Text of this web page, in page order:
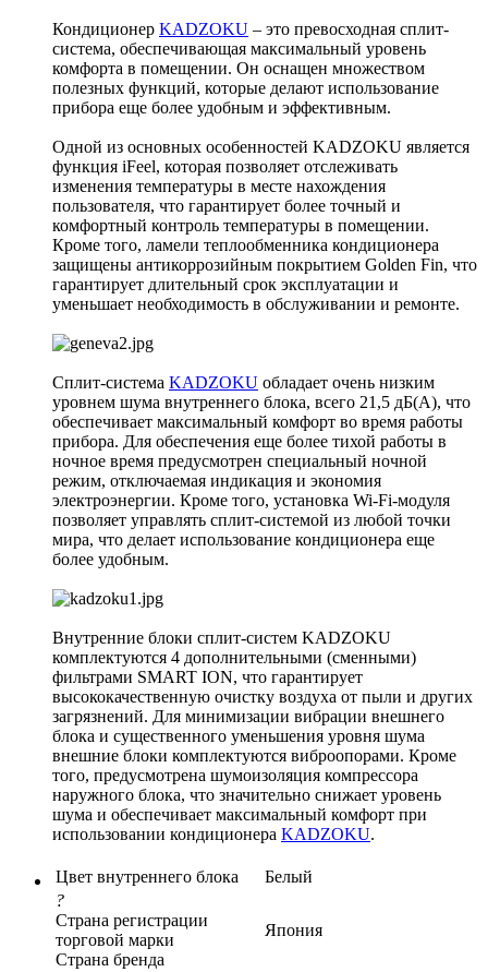
Кондиционер KADZOKU – это превосходная сплит-
система, обеспечивающая максимальный уровень
комфорта в помещении. Он оснащен множеством
полезных функций, которые делают использование
прибора еще более удобным и эффективным.
Одной из основных особенностей KADZOKU является
функция iFeel, которая позволяет отслеживать
изменения температуры в месте нахождения
пользователя, что гарантирует более точный и
комфортный контроль температуры в помещении.
Кроме того, ламели теплообменника кондиционера
защищены антикоррозийным покрытием Golden Fin, что
гарантирует длительный срок эксплуатации и
уменьшает необходимость в обслуживании и ремонте.
Сплит-система KADZOKU обладает очень низким
уровнем шума внутреннего блока, всего 21,5 дБ(А), что
обеспечивает максимальный комфорт во время работы
прибора. Для обеспечения еще более тихой работы в
ночное время предусмотрен специальный ночной
режим, отключаемая индикация и экономия
электроэнергии. Кроме того, установка Wi-Fi-модуля
позволяет управлять сплит-системой из любой точки
мира, что делает использование кондиционера еще
более удобным.
Внутренние блоки сплит-систем KADZOKU
комплектуются 4 дополнительными (сменными)
фильтрами SMART ION, что гарантирует
высококачественную очистку воздуха от пыли и других
загрязнений. Для минимизации вибрации внешнего
блока и существенного уменьшения уровня шума
внешние блоки комплектуются виброопорами. Кроме
того, предусмотрена шумоизоляция компрессора
наружного блока, что значительно снижает уровень
шума и обеспечивает максимальный комфорт при
использовании кондиционера KADZOKU.
Цвет внутреннего блока
Белый
?
Страна регистрации
торговой марки
Страна бренда
Япония